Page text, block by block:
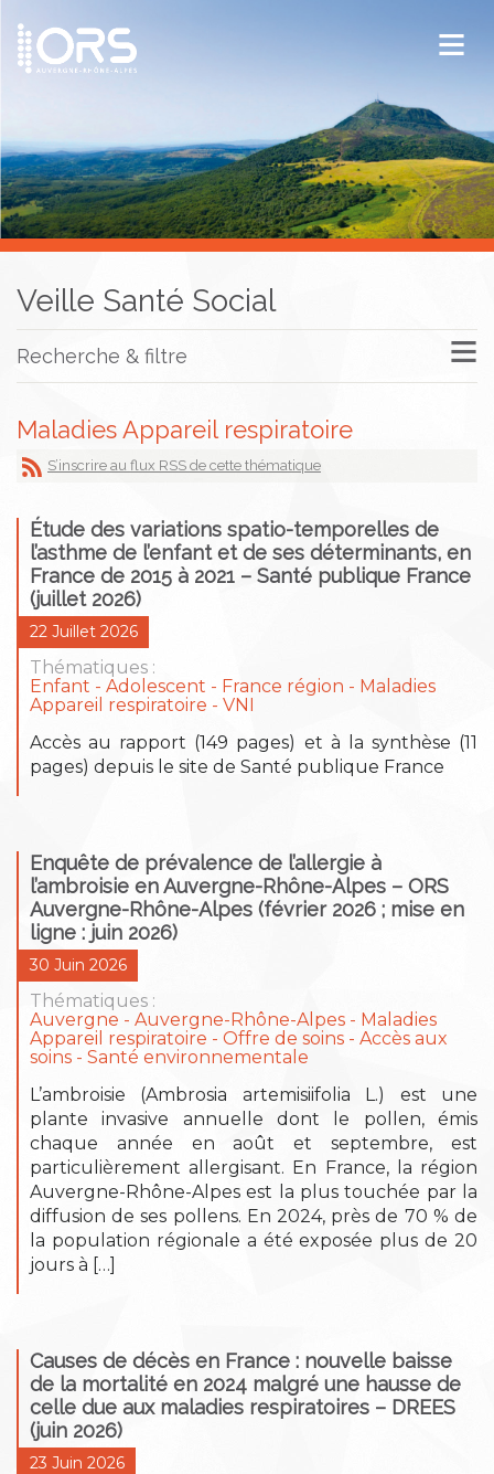
ORS Auvergne-Rhône-Alpes
Publications
Documentation / Veille
Veille Santé Social
Recherche & filtre
Maladies Appareil respiratoire
S’inscrire au flux RSS de cette thématique
Étude des variations spatio-temporelles de
l’asthme de l’enfant et de ses déterminants, en
France de 2015 à 2021 – Santé publique France
(juillet 2026)
22 Juillet 2026
Thématiques :
Enfant - Adolescent
France région
Maladies
Appareil respiratoire
VNI
Accès au rapport (149 pages) et à la synthèse (11
pages) depuis le site de Santé publique France
Enquête de prévalence de l’allergie à
l’ambroisie en Auvergne-Rhône-Alpes – ORS
Auvergne-Rhône-Alpes (février 2026 ; mise en
ligne : juin 2026)
30 Juin 2026
Thématiques :
Auvergne
Auvergne-Rhône-Alpes
Maladies
Appareil respiratoire
Offre de soins - Accès aux
soins
Santé environnementale
L’ambroisie (Ambrosia artemisiifolia L.) est une
plante invasive annuelle dont le pollen, émis
chaque année en août et septembre, est
particulièrement allergisant. En France, la région
Auvergne-Rhône-Alpes est la plus touchée par la
diffusion de ses pollens. En 2024, près de 70 % de
la population régionale a été exposée plus de 20
jours à […]
Causes de décès en France : nouvelle baisse
de la mortalité en 2024 malgré une hausse de
celle due aux maladies respiratoires – DREES
(juin 2026)
23 Juin 2026